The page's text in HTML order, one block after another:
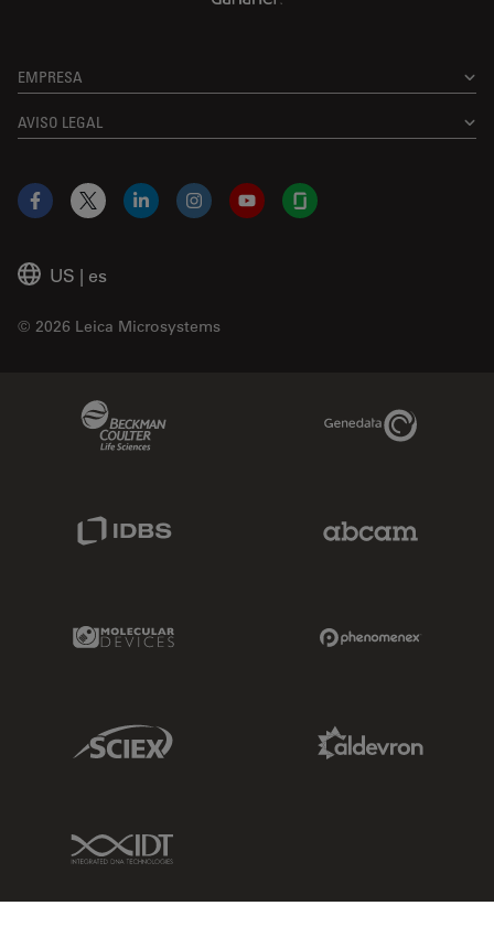
EMPRESA
AVISO LEGAL
US | es
© 2026 Leica Microsystems
Facebook
X LinkedInInstagramYouTubeGlassdoor
Genedata Link
Molecular Devices Link
Sciex Link
IDT Link